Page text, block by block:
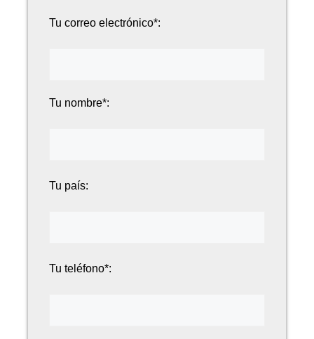
Tu correo electrónico*:
Tu nombre*:
Tu país:
Tu teléfono*: